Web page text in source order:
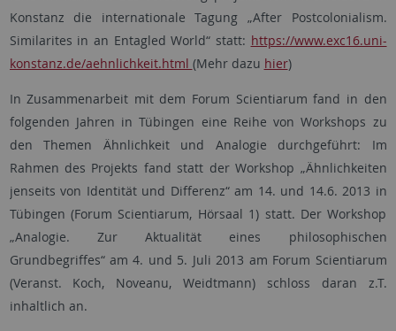
Konstanz die internationale Tagung „After Postcolonialism.
Similarites in an Entagled World“ statt: https://www.exc16.uni-
konstanz.de/aehnlichkeit.html (Mehr dazu hier)
In Zusammenarbeit mit dem Forum Scientiarum fand in den
folgenden Jahren in Tübingen eine Reihe von Workshops zu
den Themen Ähnlichkeit und Analogie durchgeführt: Im
Rahmen des Projekts fand statt der Workshop „Ähnlichkeiten
jenseits von Identität und Differenz“ am 14. und 14.6. 2013 in
Tübingen (Forum Scientiarum, Hörsaal 1) statt. Der Workshop
„Analogie. Zur Aktualität eines philosophischen
Grundbegriffes“ am 4. und 5. Juli 2013 am Forum Scientiarum
(Veranst. Koch, Noveanu, Weidtmann) schloss daran z.T.
inhaltlich an.